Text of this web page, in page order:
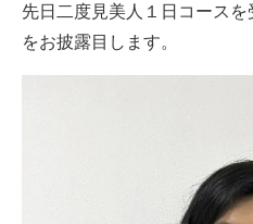
先日二度見美人１日コース
をお披露目します。